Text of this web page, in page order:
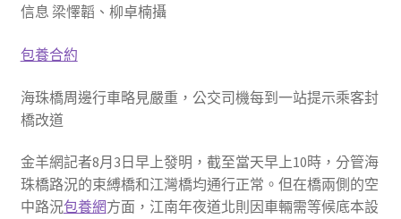
信息 梁懌韜、柳卓楠攝
包養合約
海珠橋周邊行車略見嚴重，公交司機每到一站提示乘客封
橋改道
金羊網記者8月3日早上發明，截至當天早上10時，分管海
珠橋路況的束縛橋和江灣橋均通行正常。但在橋兩側的空
中路況包養網方面，江南年夜道北則因車輛需等候底本設